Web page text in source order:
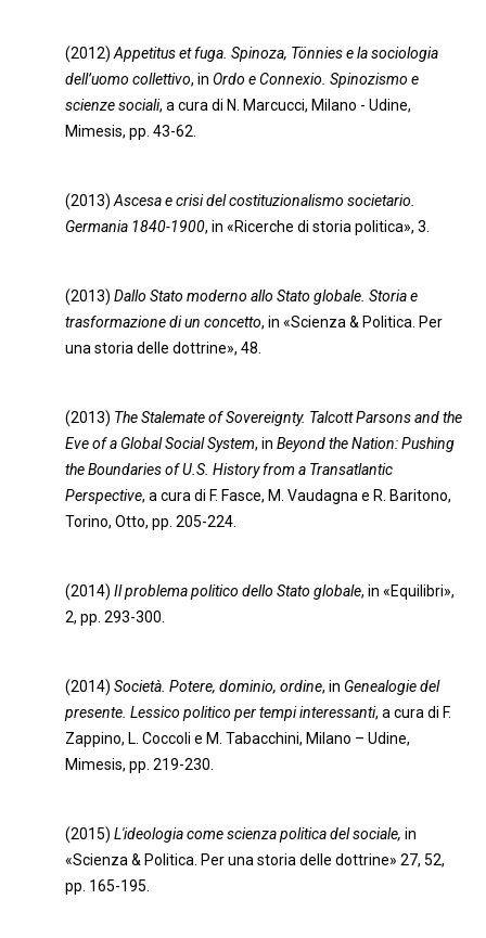
(2012) Appetitus et fuga. Spinoza, Tönnies e la sociologia
dell’uomo collettivo, in Ordo e Connexio. Spinozismo e
scienze sociali, a cura di N. Marcucci, Milano - Udine,
Mimesis, pp. 43-62.
(2013) Ascesa e crisi del costituzionalismo societario.
Germania 1840-1900, in «Ricerche di storia politica», 3.
(2013) Dallo Stato moderno allo Stato globale. Storia e
trasformazione di un concetto, in «Scienza & Politica. Per
una storia delle dottrine», 48.
(2013) The Stalemate of Sovereignty. Talcott Parsons and the
Eve of a Global Social System, in Beyond the Nation: Pushing
the Boundaries of U.S. History from a Transatlantic
Perspective, a cura di F. Fasce, M. Vaudagna e R. Baritono,
Torino, Otto, pp. 205-224.
(2014) Il problema politico dello Stato globale, in «Equilibri»,
2, pp. 293-300.
(2014) Società. Potere, dominio, ordine, in Genealogie del
presente. Lessico politico per tempi interessanti, a cura di F.
Zappino, L. Coccoli e M. Tabacchini, Milano – Udine,
Mimesis, pp. 219-230.
(2015) L'ideologia come scienza politica del sociale, in
«Scienza & Politica. Per una storia delle dottrine» 27, 52,
pp. 165-195.